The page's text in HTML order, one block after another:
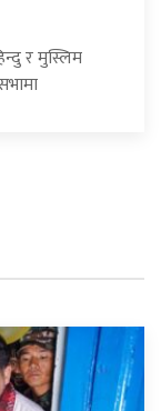
र मुस्लिम